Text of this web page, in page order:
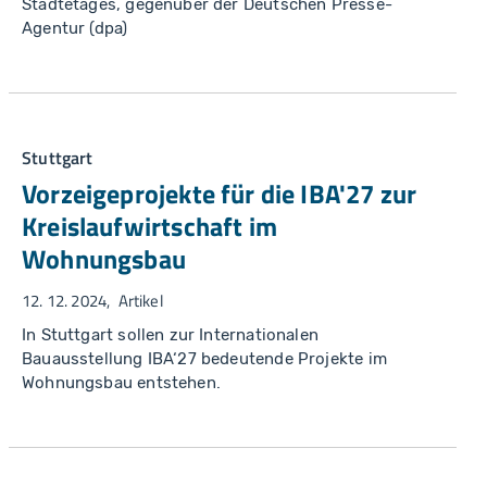
Städtetages, gegenüber der Deutschen Presse-
Agentur (dpa)
Stuttgart
Vorzeigeprojekte für die IBA'27 zur
Kreislauf­wirtschaft im
Wohnungsbau
12. 12. 2024 Artikel
In Stuttgart sollen zur Internationalen
Bauausstellung IBA‘27 bedeutende Projekte im
Wohnungsbau entstehen.